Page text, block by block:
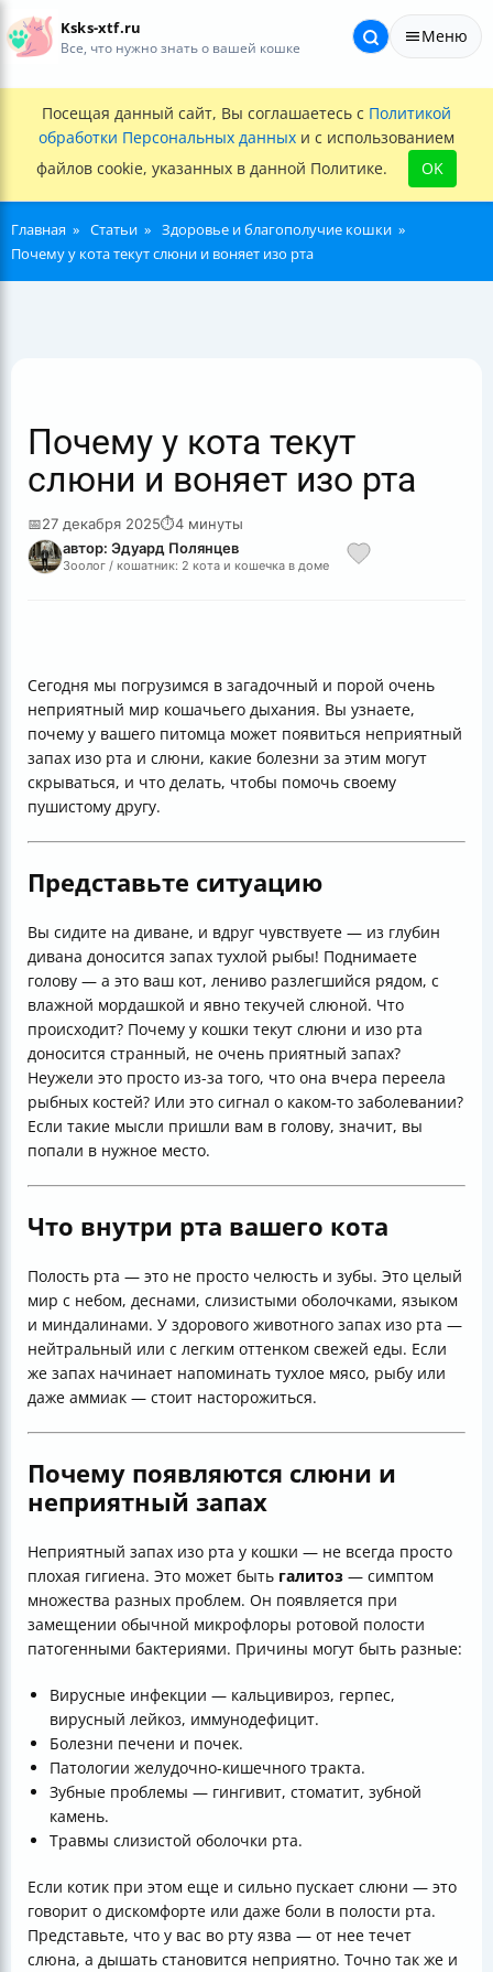
Ksks-xtf.ru
Все, что нужно знать о вашей кошке
Меню
Посещая данный сайт, Вы соглашаетесь с Политикой
обработки Персональных данных и с использованием
файлов cookie, указанных в данной Политике.
OK
Главная Статьи
Здоровье и благополучие кошки
Почему у кота текут слюни и воняет изо рта
Почему у кота текут
слюни и воняет изо рта
📅27 декабря 2025⏱4 минуты
автор: Эдуард Полянцев
Зоолог / кошатник: 2 кота и кошечка в доме
Сегодня мы погрузимся в загадочный и порой очень
неприятный мир кошачьего дыхания. Вы узнаете,
почему у вашего питомца может появиться неприятный
запах изо рта и слюни, какие болезни за этим могут
скрываться, и что делать, чтобы помочь своему
пушистому другу.
Представьте ситуацию
Вы сидите на диване, и вдруг чувствуете — из глубин
дивана доносится запах тухлой рыбы! Поднимаете
голову — а это ваш кот, лениво разлегшийся рядом, с
влажной мордашкой и явно текучей слюной. Что
происходит? Почему у кошки текут слюни и изо рта
доносится странный, не очень приятный запах?
Неужели это просто из-за того, что она вчера переела
рыбных костей? Или это сигнал о каком-то заболевании?
Если такие мысли пришли вам в голову, значит, вы
попали в нужное место.
Что внутри рта вашего кота
Полость рта — это не просто челюсть и зубы. Это целый
мир с небом, деснами, слизистыми оболочками, языком
и миндалинами. У здорового животного запах изо рта —
нейтральный или с легким оттенком свежей еды. Если
же запах начинает напоминать тухлое мясо, рыбу или
даже аммиак — стоит насторожиться.
Почему появляются слюни и
неприятный запах
Неприятный запах изо рта у кошки — не всегда просто
плохая гигиена. Это может быть галитоз — симптом
множества разных проблем. Он появляется при
замещении обычной микрофлоры ротовой полости
патогенными бактериями. Причины могут быть разные:
Вирусные инфекции — кальцивироз, герпес,
вирусный лейкоз, иммунодефицит.
Болезни печени и почек.
Патологии желудочно-кишечного тракта.
Зубные проблемы — гингивит, стоматит, зубной
камень.
Травмы слизистой оболочки рта.
Если котик при этом еще и сильно пускает слюни — это
говорит о дискомфорте или даже боли в полости рта.
Представьте, что у вас во рту язва — от нее течет
слюна, а дышать становится неприятно. Точно так же и